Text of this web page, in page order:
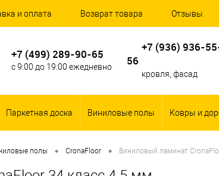
и оплата Возврат товара Отзывы
+7 (499) 289-90-65
с 9:00 до 19:00 ежедневно
+7 (936) 936-
56
кровля, фасад
Паркетная доска Виниловые полы Ковры и
полы • CronaFloor • Виниловый ламинат